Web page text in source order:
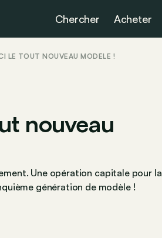
Chercher Acheter
LE TOUT NOUVEAU MODÈLE !
nouveau
Une opération capitale pour la
génération de modèle !